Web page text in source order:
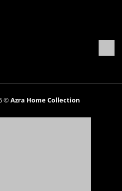
©Azra Home Collection